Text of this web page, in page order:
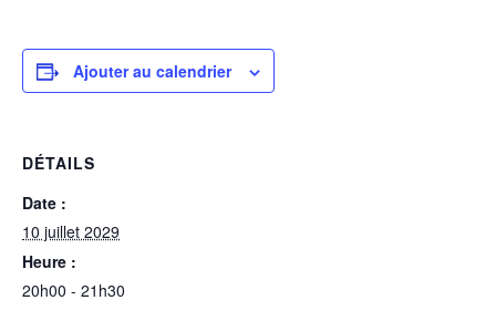
Ajouter au calendrier
DÉTAILS
Date :
10 juillet 2029
Heure :
20h00 - 21h30